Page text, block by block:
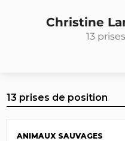
Christine
13
13 prises de position
ANIMAUX SAUVAGES